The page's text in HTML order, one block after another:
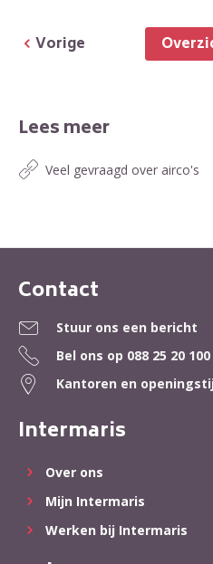
Vorige
Lees meer
Veel gevraagd over airco's
Contactinformatie
Contact
Stuur ons een bericht
Bel ons op 088 25 20 100
Kantoren en
Intermaris
Over ons
Mijn Intermaris
Werken bij Intermaris